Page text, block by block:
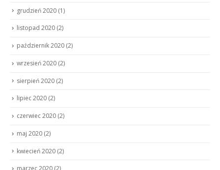
grudzień 2020 (1)
listopad 2020 (2)
październik 2020 (2)
wrzesień 2020 (2)
sierpień 2020 (2)
lipiec 2020 (2)
czerwiec 2020 (2)
maj 2020 (2)
kwiecień 2020 (2)